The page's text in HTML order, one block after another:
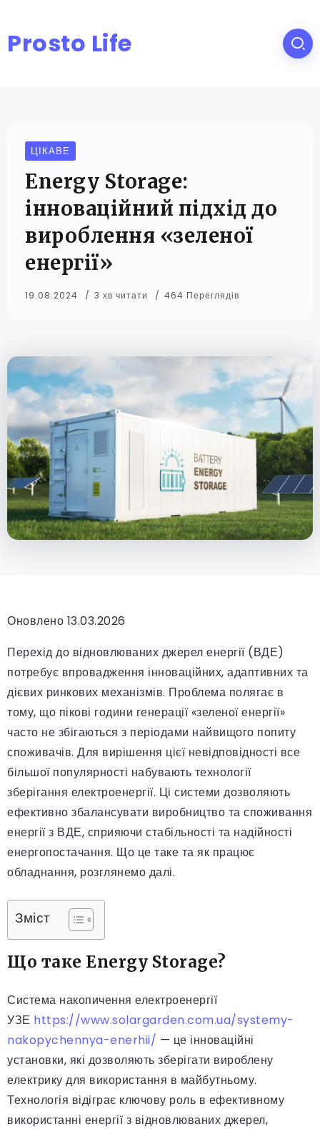
Prosto Life
ЦІКАВЕ
Energy Storage:
інноваційний підхід до
вироблення «зеленої
енергії»
19.08.2024 3 хв читати 464 Переглядів
Оновлено 13.03.2026
Перехід до відновлюваних джерел енергії (ВДЕ)
потребує впровадження інноваційних, адаптивних та
дієвих ринкових механізмів. Проблема полягає в
тому, що пікові години генерації «зеленої енергії»
часто не збігаються з періодами найвищого попиту
споживачів. Для вирішення цієї невідповідності все
більшої популярності набувають технології
зберігання електроенергії. Ці системи дозволяють
ефективно збалансувати виробництво та споживання
енергії з ВДЕ, сприяючи стабільності та надійності
енергопостачання. Що це таке та як працює
обладнання, розглянемо далі.
Зміст
Що таке Energy Storage?
Система накопичення електроенергії
УЗЕ https://www.solargarden.com.ua/systemy-
nakopychennya-enerhii/ — це інноваційні
установки, які дозволяють зберігати вироблену
електрику для використання в майбутньому.
Технологія відіграє ключову роль в ефективному
використанні енергії з відновлюваних джерел,